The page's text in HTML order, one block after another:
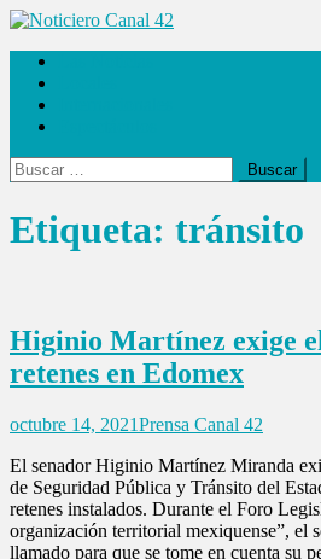
Saltar
contenido
Noticiero Canal 42
Buscar:
Etiqueta: tránsito
Higinio Martínez exige
retenes en Edomex
octubre 14, 2021Prensa Canal 42
El senador Higinio Martínez Miranda
de Seguridad Pública y Tránsito del
retenes instalados. Durante el Foro
organización territorial mexiquense”, el
llamado para que se tome en cuenta su